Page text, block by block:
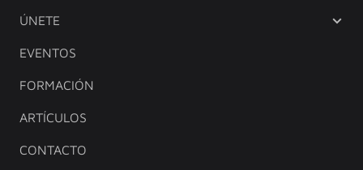
ÚNETE
EVENTOS
FORMACIÓN
ARTÍCULOS
CONTACTO